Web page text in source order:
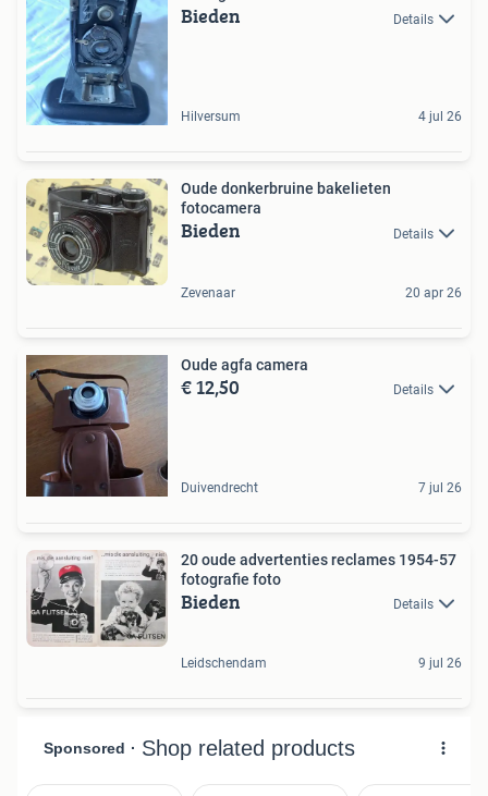
Bieden Details
Hilversum 4 jul 26
Oude donkerbruine bakelieten
fotocamera
Bieden Details
Zevenaar 20 apr 26
Oude agfa camera
€ 12,50 Details
Duivendrecht 7 jul 26
20 oude advertenties reclames 1954-57
fotografie foto
Bieden Details
Leidschendam 9 jul 26